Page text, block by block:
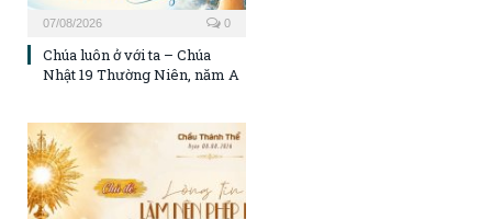
07/08/2026 0
Chúa luôn ở với ta – Chúa
Nhật 19 Thường Niên, năm A